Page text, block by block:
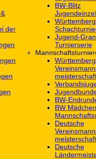
der
BW-Blitz
Jugend-
Turnierserie
BW-
BW
Deutsche
Deutsche